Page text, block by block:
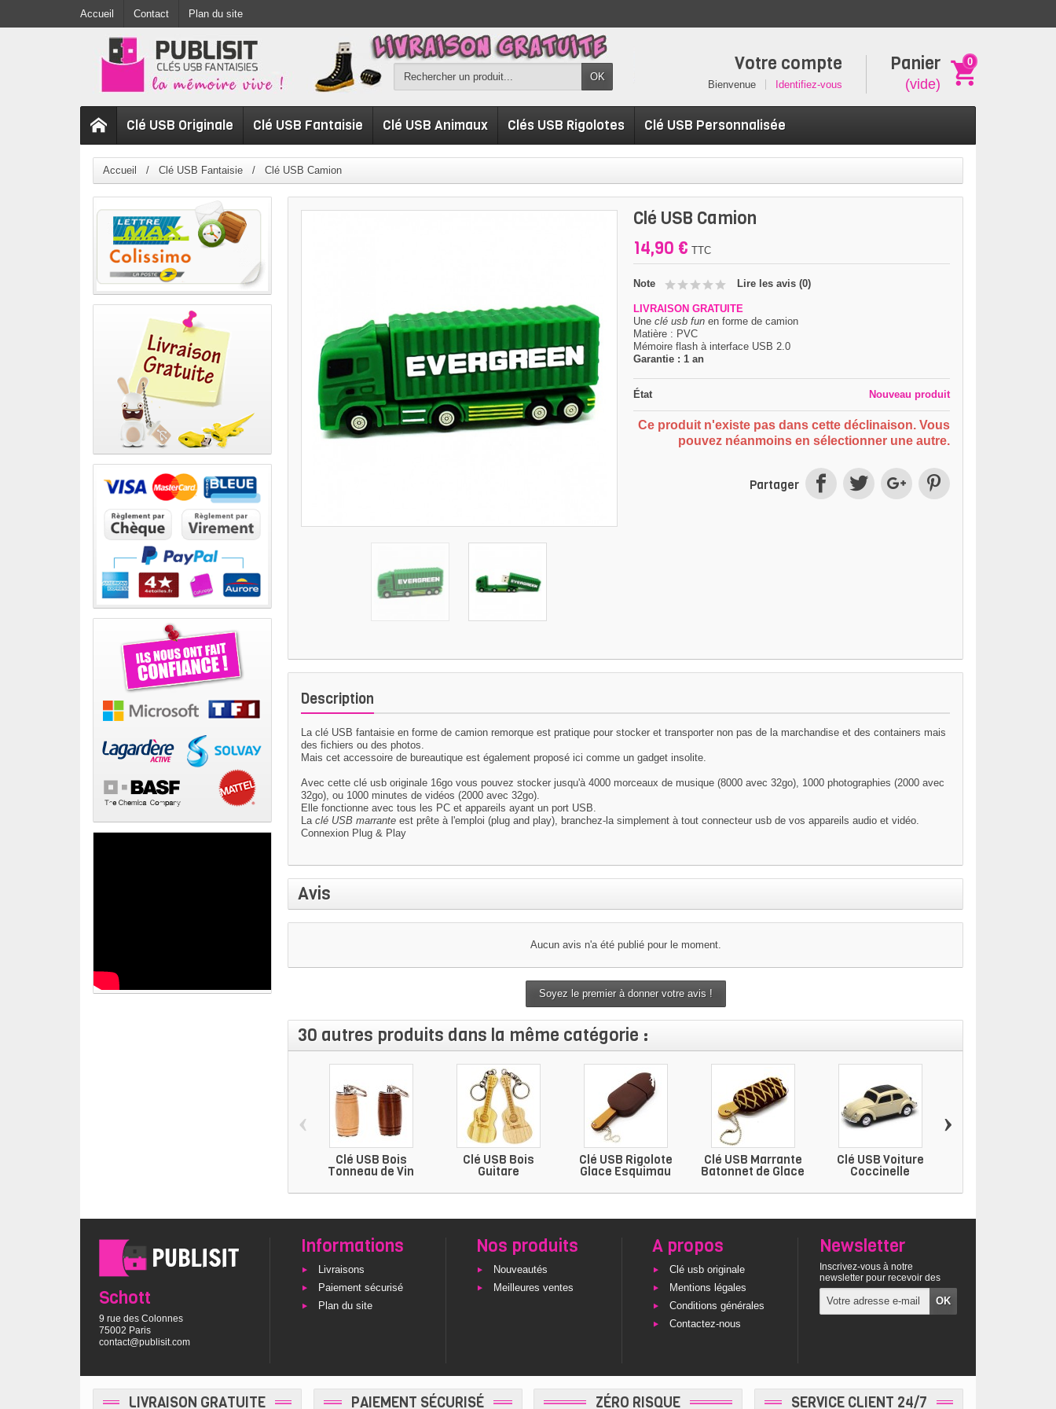
Accueil Contact Plan du site
OK
Panier
(vide)
0
Votre compte
Bienvenue Identifiez-vous
Clé USB Originale Clé USB Fantaisie Clé USB Animaux Clés USB Rigolotes Clé USB Personnalisée
Accueil Clé USB Fantaisie Clé USB Camion
Clé USB Camion
14,90 € TTC
Note Lire les avis (0)
LIVRAISON GRATUITE
Uneclé usb fun en forme de camion
Matière : PVC
Mémoire flash à interface USB 2.0
Garantie : 1 an
État Nouveau produit
Ce produit n'existe pas dans cette déclinaison. Vous
pouvez néanmoins en sélectionner une autre.
Partager
Description
Laclé USB fantaisie en forme de camion remorque est pratique pour stocker et transporter non pas de la marchandise et des containers mais
des fichiers ou des photos.
Mais cet accessoire de bureautique est également proposé ici comme un gadget insolite.
Avec cetteclé usb originale 16go vous pouvez stocker jusqu'à 4000 morceaux de musique (8000 avec 32go), 1000 photographies (2000 avec
32go), ou 1000 minutes de vidéos (2000 avec 32go).
Elle fonctionne avec tous les PC et appareils ayant un port USB.
Laclé USB marrante est prête à l'emploi (plug and play), branchez-la simplement à tout connecteur usb de vos appareils audio et vidéo.
Connexion Plug & Play
Avis
Aucun avis n'a été publié pour le moment.
Soyez le premier à donner votre avis !
30 autres produits dans la même catégorie :
Clé USB Bois
Tonneau de Vin
Clé USB Bois
Guitare
Clé USB Rigolote
Glace Esquimau
Clé USB Marrante
Batonnet de Glace
Clé USB Voiture
Coccinelle
‹ ›
Schott
9 rue des Colonnes
75002 Paris
contact@publisit.com
Informations
Livraisons
Paiement sécurisé
Plan du site
Nos produits
Nouveautés
Meilleures ventes
A propos
Clé usb originale
Mentions légales
Conditions générales
Contactez-nous
Newsletter
Inscrivez-vous à notre
newsletter pour recevoir des
offres exclusives
LIVRAISON GRATUITE PAIEMENT SÉCURISÉ ZÉRO RISQUE SERVICE CLIENT 24/7